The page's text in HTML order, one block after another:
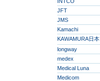
JFT
JMS
Kamachi
KAWAMURA日本
longway
medex
Medical Luna
Medicom